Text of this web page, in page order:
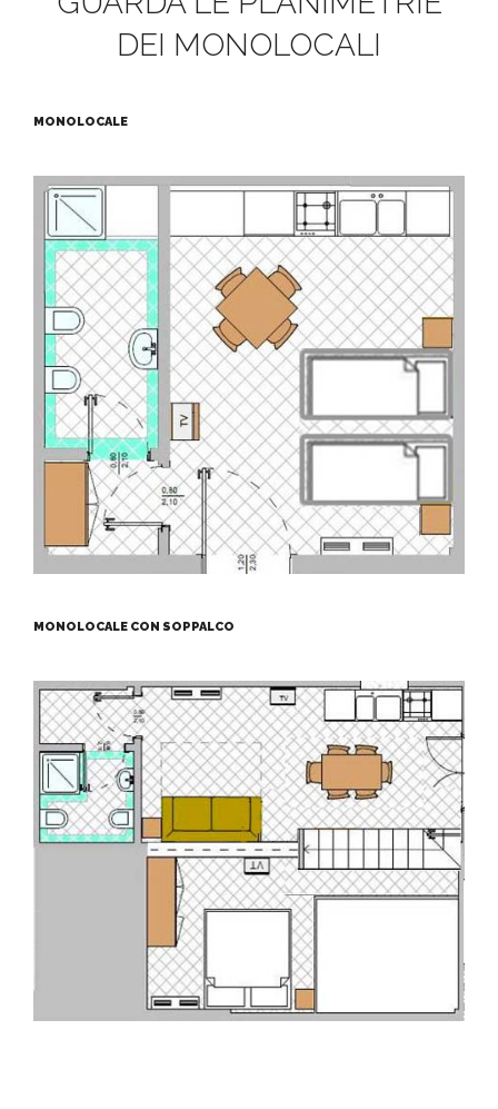
DEI MONOLOCALI
MONOLOCALE
MONOLOCALE CON SOPPALCO